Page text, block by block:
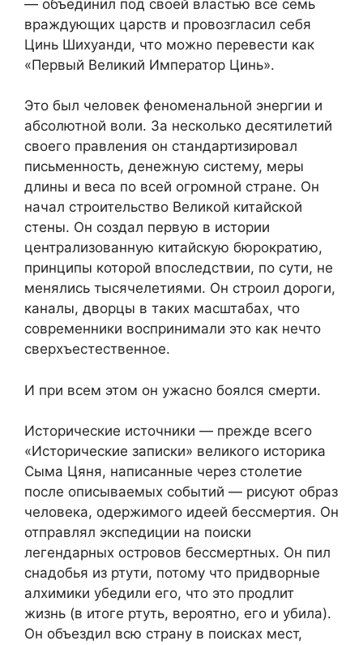
— объединил под своей властью все семь
враждующих царств и провозгласил себя
Цинь Шихуанди, что можно перевести как
«Первый Великий Император Цинь».
Это был человек феноменальной энергии и
абсолютной воли. За несколько десятилетий
своего правления он стандартизировал
письменность, денежную систему, меры
длины и веса по всей огромной стране. Он
начал строительство Великой китайской
стены. Он создал первую в истории
централизованную китайскую бюрократию,
принципы которой впоследствии, по сути, не
менялись тысячелетиями. Он строил дороги,
каналы, дворцы в таких масштабах, что
современники воспринимали это как нечто
сверхъестественное.
И при всем этом он ужасно боялся смерти.
Исторические источники — прежде всего
«Исторические записки» великого историка
Сыма Цяня, написанные через столетие
после описываемых событий — рисуют образ
человека, одержимого идеей бессмертия. Он
отправлял экспедиции на поиски
легендарных островов бессмертных. Он пил
снадобья из ртути, потому что придворные
алхимики убедили его, что это продлит
жизнь (в итоге ртуть, вероятно, его и убила).
Он объездил всю страну в поисках мест,